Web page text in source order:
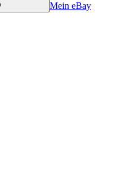
Mein eBay